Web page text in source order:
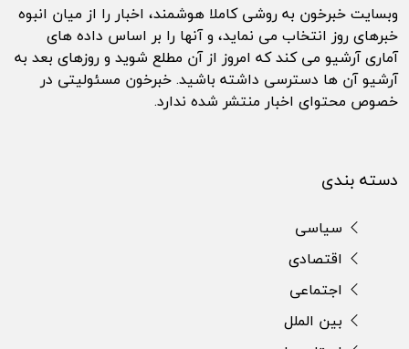
وبسایت خبرخون به روشی کاملا هوشمند، اخبار را از میان انبوه
خبرهای روز انتخاب می نماید، و آنها را بر اساس داده های
آماری آرشیو می کند که امروز از آن مطلع شوید و روزهای بعد به
آرشیو آن ها دسترسی داشته باشید. خبرخون مسئولیتی در
خصوص محتوای اخبار منتشر شده ندارد.
دسته بندی
سیاسی
اقتصادی
اجتماعی
بین الملل